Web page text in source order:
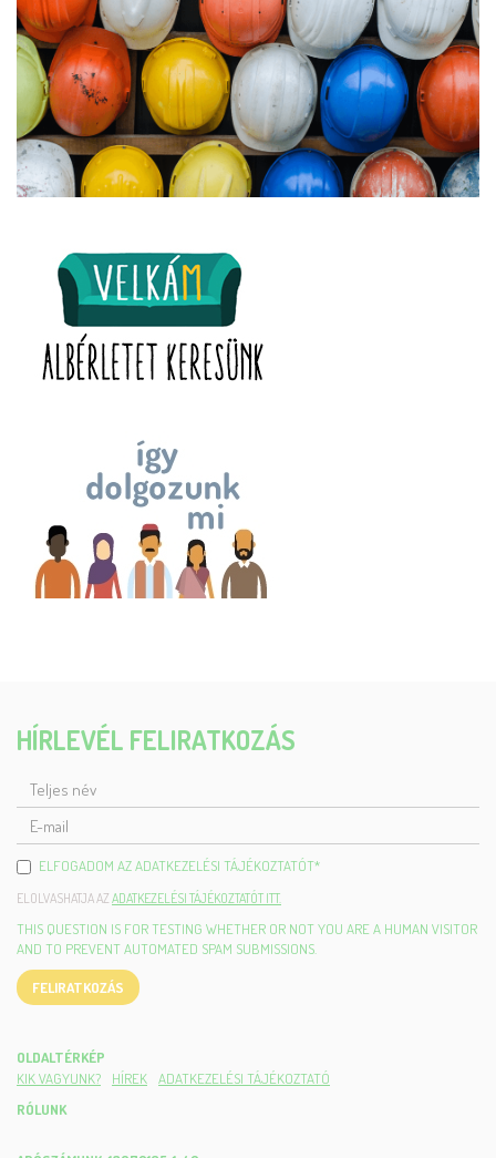
HÍRLEVÉL FELIRATKOZÁS
TELJES
NÉV
MAIL
ELFOGADOM AZ ADATKEZELÉSI TÁJÉKOZTATÓT*
ELOLVASHATJA AZ ADATKEZELÉSI TÁJÉKOZTATÓT ITT.
THIS QUESTION IS FOR TESTING WHETHER OR NOT YOU ARE A HUMAN VISITOR
AND TO PREVENT AUTOMATED SPAM SUBMISSIONS.
FELIRATKOZÁS
OLDALTÉRKÉP
KIK VAGYUNK?
HÍREK
ADATKEZELÉSI TÁJÉKOZTATÓ
RÓLUNK